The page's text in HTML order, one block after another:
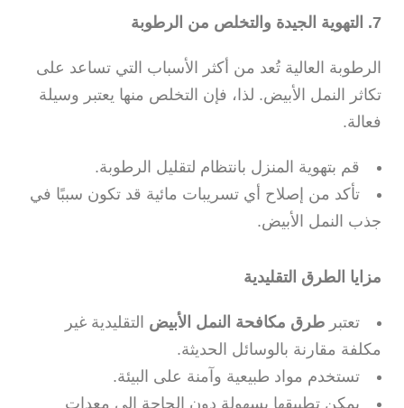
7. التهوية الجيدة والتخلص من الرطوبة
الرطوبة العالية تُعد من أكثر الأسباب التي تساعد على
تكاثر النمل الأبيض. لذا، فإن التخلص منها يعتبر وسيلة
فعالة.
قم بتهوية المنزل بانتظام لتقليل الرطوبة.
تأكد من إصلاح أي تسريبات مائية قد تكون سببًا في
جذب النمل الأبيض.
مزايا الطرق التقليدية
تعتبر طرق مكافحة النمل الأبيض التقليدية غير
مكلفة مقارنة بالوسائل الحديثة.
تستخدم مواد طبيعية وآمنة على البيئة.
يمكن تطبيقها بسهولة دون الحاجة إلى معدات